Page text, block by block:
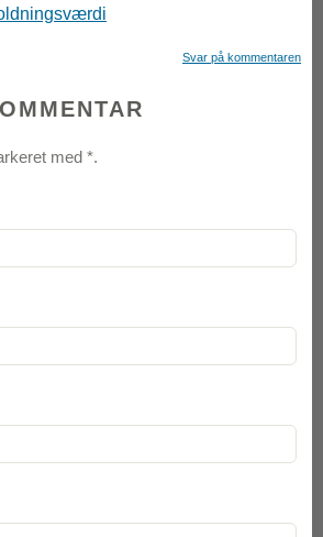
Svar på kommentaren
med *.